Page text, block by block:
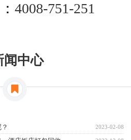
4008-751-251
闻中心
2023-02-08